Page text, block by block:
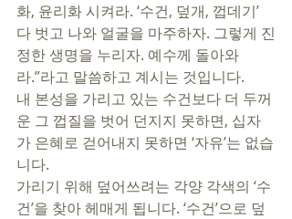
화, 윤리화 시켜라. ‘수건, 덮개, 껍데기’
다 벗고 나와 얼굴을 마주하자. 그렇게 진
정한 생명을 누리자. 예수께 돌아와
라.”라고 말씀하고 계시는 것입니다.
내 본성을 가리고 있는 수건보다 더 두꺼
운 그 껍질을 벗어 던지지 못하면, 십자
가 은혜로 걷어내지 못하면 ‘자유’는 없습
니다.
가리기 위해 덮어쓰려는 각양 각색의 ‘수
건’을 찾아 헤매게 됩니다. ‘수건’으로 덮